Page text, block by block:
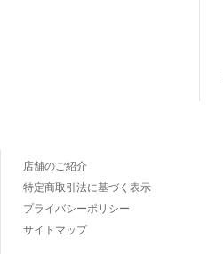
店舗のご紹介
特定商取引法に基づく表示
プライバシーポリシー
サイトマップ